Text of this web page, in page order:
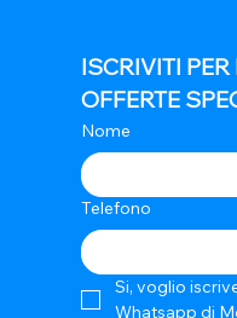
ISCRIVITI PER
OFFERTE
Nome
Telefono
Si, voglio
Whatsapp di